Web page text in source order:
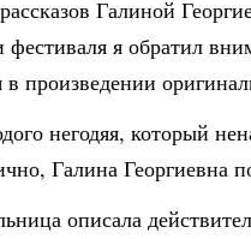
Галиной
я обратил
произведении
негодяя, который
Галина Георгиевна
описала